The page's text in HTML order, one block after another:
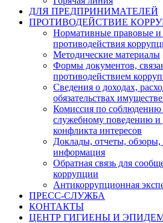
ДЛЯ ПРЕДПРИНИМАТЕЛЕЙ
ПРОТИВОДЕЙСТВИЕ
Нормативные правовые
противодействия
Методические материалы
Формы документов,
противодействием
Сведения о доходах,
обязательствах
Комиссия по соблюдению
служебному поведению и
конфликта интересов
Доклады, отчеты, обзоры,
информация
Обратная связь для
коррупции
Антикоррупционная
ПРЕСС-СЛУЖБА
КОНТАКТЫ
ЦЕНТР ГИГИЕНЫ И